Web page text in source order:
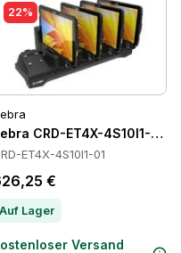
22%
CRD-ET4X-4S10I1-01
ET4X-4S10I1-01
€
Auf Lager
Versand